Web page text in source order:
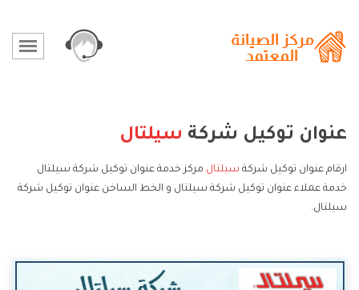
عنوان توكيل شركة سيلتال
ارقام عنوان توكيل شركة سيلتال مركز خدمة عنوان توكيل شركة سيلتال
خدمة عملاء عنوان توكيل شركة سيلتال و الخط الساخن عنوان توكيل شركة
سيلتال.